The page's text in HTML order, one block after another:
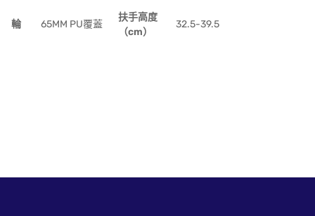
輪 65MM PU覆蓋
扶手高度
（cm）
32.5-39.5